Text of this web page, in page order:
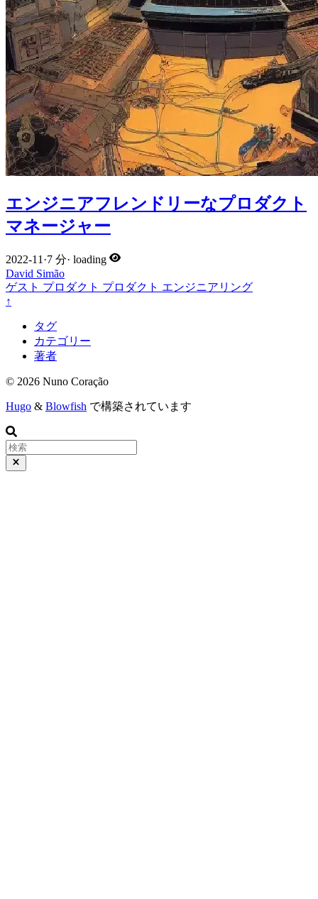
エンジニアフレンドリーなプロダクト
マネージャー
2022-11 ·7 分· loading
David Simão
ゲスト プロダクト プロダクト エンジニアリング
↑
タグ
カテゴリー
著者
© 2026 Nuno Coração
Hugo & Blowfish で構築されています